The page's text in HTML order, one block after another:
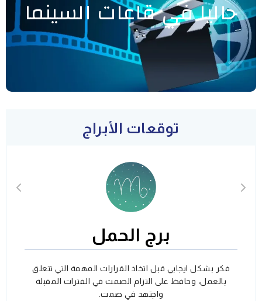
حاليا في قاعات السينما
توقعات الأبراج
برج الحمل
فكر بشكل ايجابي قبل اتخاذ القرارات المهمة التي تتعلق
بالعمل، وحافظ على التزام الصمت في الفترات المقبلة
واجتهد في صمت.